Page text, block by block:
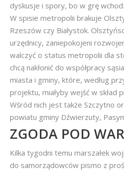
dyskusje i spory, bo w grę
W spisie metropolii brakuje
Rzeszów czy Białystok.
urzędnicy, zaniepokojeni
walczyć o status metropolii dla
chcą nakłonić do współpracy
miasta i gminy, które, według
projektu, miałyby wejść w skład
Wśród nich jest także Szczytno
powiatu gminy Dźwierzuty,
ZGODA POD
Kilka tygodni temu marszałek
do samorządowców pismo z